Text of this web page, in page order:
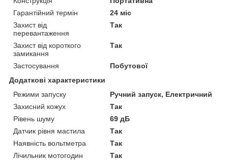
Гарантійний термін
24 міс
Захист від
перевантаження
Так
Захист від короткого
замикання
Так
Застосування
Побутової
Додаткові характеристики
Режими запуску
Ручний запуск, Електричний
Захисний кожух
Так
Рівень шуму
69 дБ
Датчик рівня мастила
Так
Наявність вольтметра
Так
Лічильник мотогодин
Так